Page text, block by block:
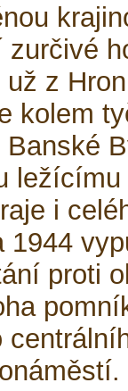
z
kolem
i
1944
proti